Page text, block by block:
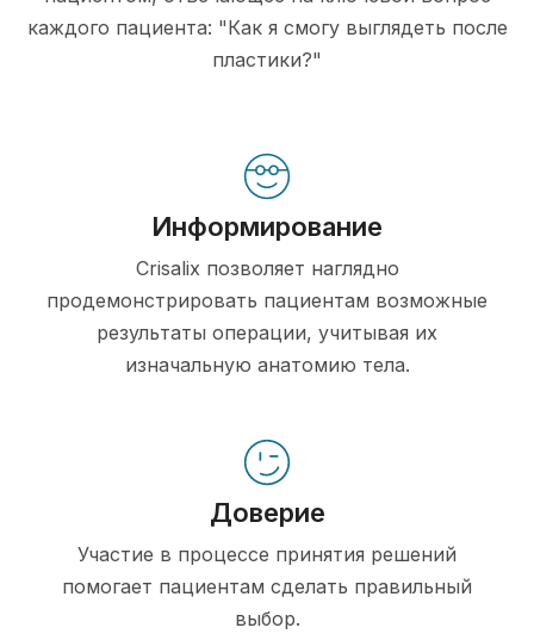
каждого пациента: "Как я смогу выглядеть после
пластики?"
Информирование
Crisalix позволяет наглядно
продемонстрировать пациентам возможные
результаты операции, учитывая их
изначальную анатомию тела.
Доверие
Участие в процессе принятия решений
помогает пациентам сделать правильный
выбор.